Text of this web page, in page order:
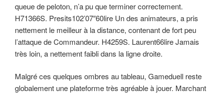
queue de peloton, n’a pu que terminer correctement.
H71366S. Presits102’07″60lire Un des animateurs, a pris
nettement le meilleur à la distance, contenant de fort peu
l’attaque de Commandeur. H4259S. Laurent66lire Jamais
très loin, a nettement faibli dans la ligne droite.
Malgré ces quelques ombres au tableau, Gameduell reste
globalement une plateforme très agréable à jouer. Marchant